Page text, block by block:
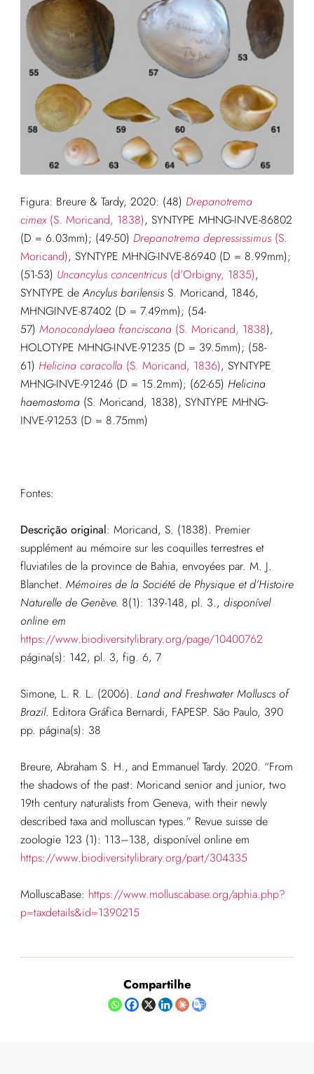
Figura: Breure & Tardy, 2020: (48) Drepanotrema
cimex(S. Moricand, 1838), SYNTYPE MHNG-INVE-86802
(D = 6.03mm); (49-50) Drepanotrema depressissimus (S.
Moricand), SYNTYPE MHNG-INVE-86940 (D = 8.99mm);
(51-53) Uncancylus concentricus(d’Orbigny, 1835),
SYNTYPE de Ancylus barilensisS. Moricand, 1846,
MHNGINVE-87402 (D = 7.49mm); (54-
57) Monocondylaea franciscana(S. Moricand, 1838),
HOLOTYPE MHNG-INVE-91235 (D = 39.5mm); (58-
61) Helicina caracolla(S. Moricand, 1836), SYNTYPE
MHNG-INVE-91246 (D = 15.2mm); (62-65) Helicina
haemastoma(S. Moricand, 1838), SYNTYPE MHNG-
INVE-91253 (D = 8.75mm)
Fontes:
Descrição original: Moricand, S. (1838). Premier
supplément au mémoire sur les coquilles terrestres et
fluviatiles de la province de Bahia, envoyées par. M. J.
Blanchet. Mémoires de la Société de Physique et d’Histoire
Naturelle de Genève. 8(1): 139-148, pl. 3., disponível
online em
https://www.biodiversitylibrary.org/page/10400762
página(s): 142, pl. 3, fig. 6, 7
Simone, L. R. L. (2006). Land and Freshwater Molluscs of
Brazil. Editora Gráfica Bernardi, FAPESP. São Paulo, 390
pp. página(s): 38
Breure, Abraham S. H., and Emmanuel Tardy. 2020. “From
the shadows of the past: Moricand senior and junior, two
19th century naturalists from Geneva, with their newly
described taxa and molluscan types.” Revue suisse de
zoologie 123 (1): 113–138, disponível online em
https://www.biodiversitylibrary.org/part/304335
MolluscaBase: https://www.molluscabase.org/aphia.php?
p=taxdetails&id=1390215
Compartilhe